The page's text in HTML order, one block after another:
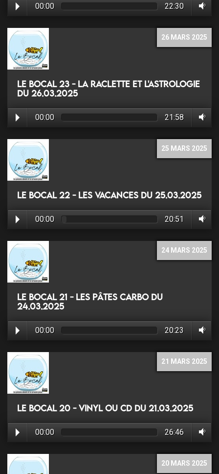
00:00 22:30
26 MARS 2025
Le Bocal 23 - La Raclette et l'astrologie
du 26.03.2025
00:00 21:58
25 MARS 2025
Le Bocal 22 - Les Vacances du 25.03.2025
00:00 20:51
24 MARS 2025
Le Bocal 21 - Les pâtes carbo du
24.03.2025
00:00 20:23
21 MARS 2025
Le Bocal 20 - Vinyl ou CD du 21.03.2025
00:00 26:46
20 MARS 2025